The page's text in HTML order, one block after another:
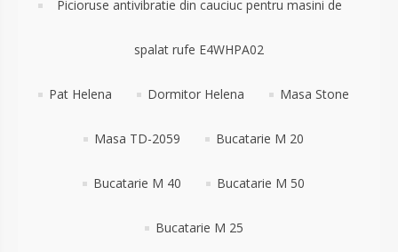
Picioruse antivibratie din cauciuc pentru masini de
spalat rufe E4WHPA02
Pat Helena Dormitor Helena Masa Stone
Masa TD-2059 Bucatarie M 20
Bucatarie M 40 Bucatarie M 50
Bucatarie M 25